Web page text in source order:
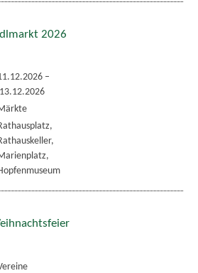
2026
–
13.12.2026